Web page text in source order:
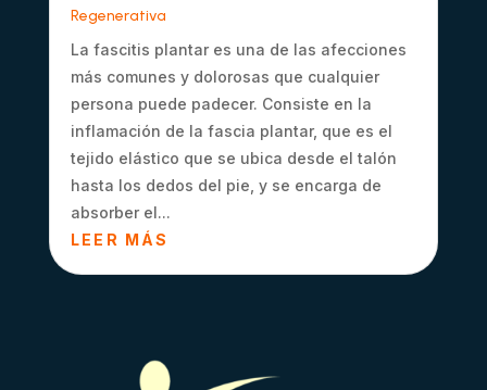
Regenerativa
La fascitis plantar es una de las afecciones
más comunes y dolorosas que cualquier
persona puede padecer. Consiste en la
inflamación de la fascia plantar, que es el
tejido elástico que se ubica desde el talón
hasta los dedos del pie, y se encarga de
absorber el...
LEER MÁS